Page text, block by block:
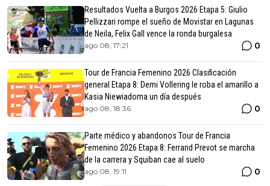
Resultados Vuelta a Burgos 2026 Etapa 5: Giulio
Pellizzari rompe el sueño de Movistar en Lagunas
de Neila, Felix Gall vence la ronda burgalesa
ago 08, 17:21 0
Tour de Francia Femenino 2026 Clasificación
general Etapa 8: Demi Vollering le roba el amarillo a
Kasia Niewiadoma un día después
ago 08, 18:36 0
Parte médico y abandonos Tour de Francia
Femenino 2026 Etapa 8: Ferrand Prevot se marcha
de la carrera y Squiban cae al suelo
ago 08, 19:11 0